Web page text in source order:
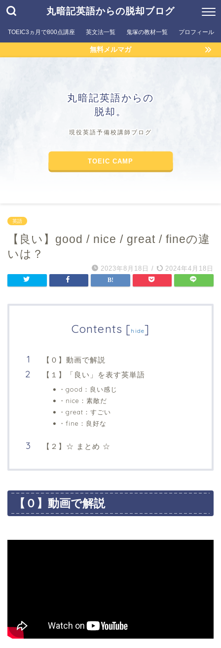
丸暗記英語からの脱却ブログ
TOEIC3ヵ月で800点講座 英文法一覧 鬼塚の教材一覧 プロフィール
無料メルマガ
丸暗記英語からの
脱却。
現役英語予備校講師ブログ
TOEIC CAMP
英語
【良い】good / nice / great / fineの違
いは？
2023年8月18日 / 2024年4月18日
Contents [hide]
【０】動画で解説
【１】「良い」を表す英単語
・good：良い感じ
・nice：素敵だ
・great：すごい
・fine：良好な
【２】☆ まとめ ☆
【０】動画で解説